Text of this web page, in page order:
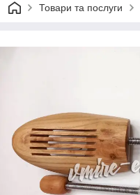
Товари та послуги